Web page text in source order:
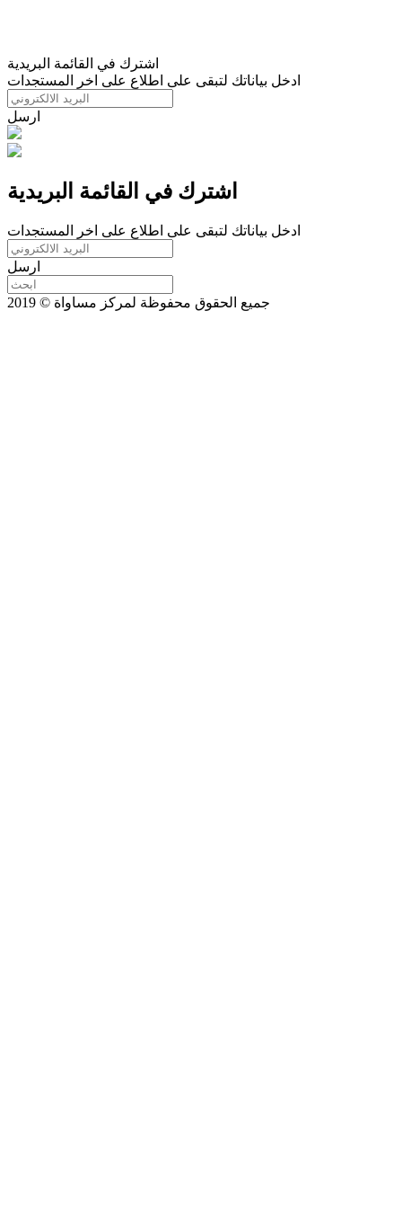
اشترك في القائمة البريدية
ادخل بياناتك لتبقى على اطلاع على اخر المستجدات
ارسل
اشترك في القائمة البريدية
ادخل بياناتك لتبقى على اطلاع على اخر المستجدات
ارسل
جميع الحقوق محفوظة لمركز مساواة © 2019